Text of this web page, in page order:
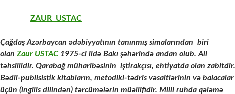
ZAUR USTAC
Çağdaş Azərbaycan ədəbiyyatının tanınmış simalarından biri
olan Zaur USTAC 1975-ci ildə Bakı şəhərində andan olub. Ali
təhsillidir. Qarabağ müharibəsinin iştirakçısı, ehtiyatda olan zabitdir.
Bədii-publisistik kitabların, metodiki-tədris vəsaitlərinin və balacalar
üçün (ingilis dilindən) tərcümələrin müəllifidir. Milli ruhda qələmə